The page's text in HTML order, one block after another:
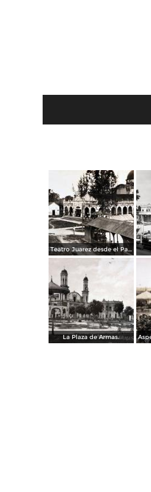
Teatro Juarez desde el Palacio Municipal.
La Plaza de Armas.